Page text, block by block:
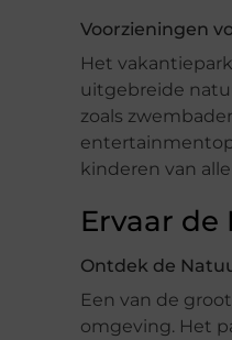
Voorzieningen
Het
uitgebreide
zoals
kinderen van
Ervaar
Ontdek de
Een van de
omgeving. Het